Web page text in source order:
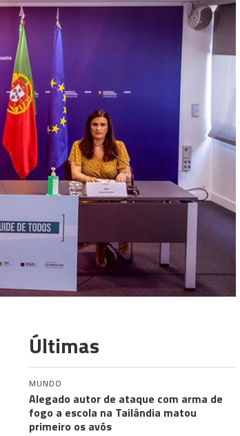
Últimas
MUNDO
Alegado autor de ataque com arma de
fogo a escola na Tailândia matou
primeiro os avós